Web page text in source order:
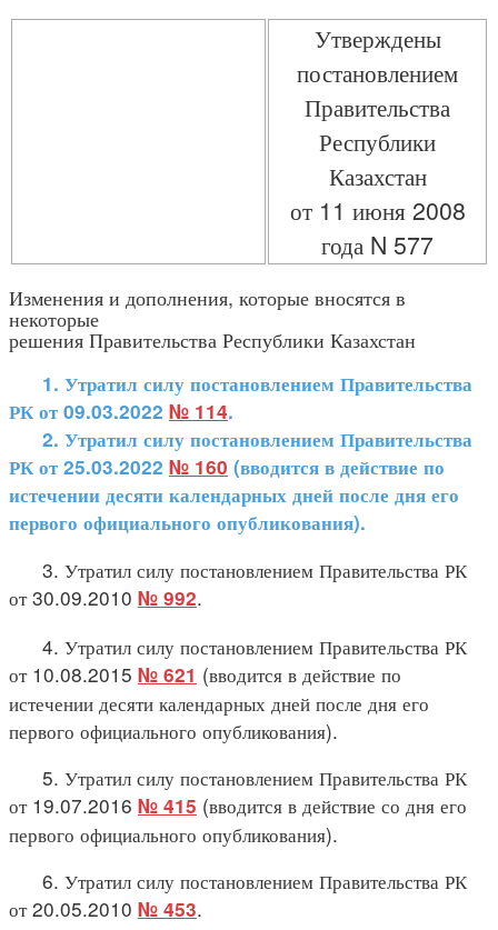
Утверждены
постановлением
Правительства
Республики
Казахстан
от 11 июня 2008
года N 577
Изменения и дополнения, которые вносятся в
некоторые
решения Правительства Республики Казахстан
1. Утратил силу постановлением Правительства
РК от 09.03.2022 № 114.
2. Утратил силу постановлением Правительства
РК от 25.03.2022 № 160 (вводится в действие по
истечении десяти календарных дней после дня его
первого официального опубликования).
3. Утратил силу постановлением Правительства РК
от 30.09.2010 № 992.
4. Утратил силу постановлением Правительства РК
от 10.08.2015 № 621 (вводится в действие по
истечении десяти календарных дней после дня его
первого официального опубликования).
5. Утратил силу постановлением Правительства РК
от 19.07.2016 № 415 (вводится в действие со дня его
первого официального опубликования).
6. Утратил силу постановлением Правительства РК
от 20.05.2010 № 453.